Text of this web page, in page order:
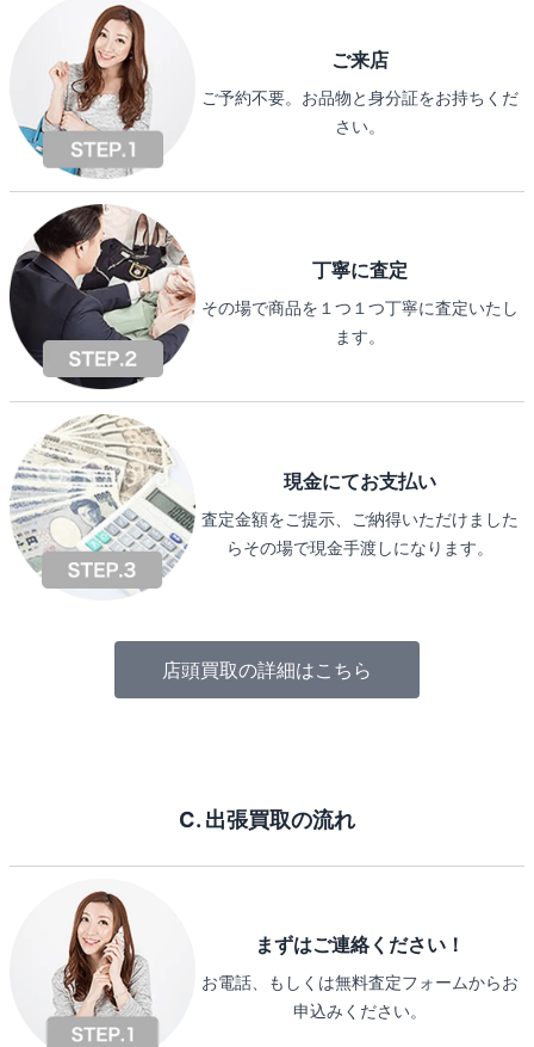
ご来店
ご予約不要。お品物と身分証をお持ちくだ
さい。
丁寧に査定
その場で商品を１つ１つ丁寧に査定いたし
ます。
現金にてお支払い
査定金額をご提示、ご納得いただけました
らその場で現金手渡しになります。
店頭買取の詳細はこちら
C. 出張買取の流れ
まずはご連絡ください！
お電話、もしくは無料査定フォームからお
申込みください。